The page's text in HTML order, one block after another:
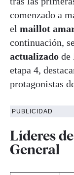
comenzado a
el maillot
continuación,
actualizado de
etapa 4,
protagonistas
PUBLICIDAD
Líderes
General